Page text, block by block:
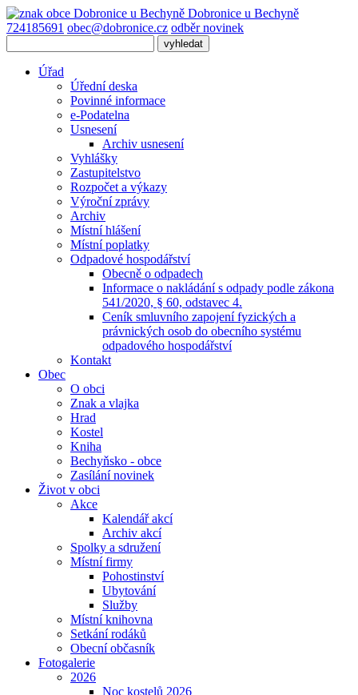
Dobronice u Bechyně
724185691 obec@dobronice.cz odběr novinek
Úřad
Úřední deska
Povinné informace
e-Podatelna
Usnesení
Archiv usnesení
Vyhlášky
Zastupitelstvo
Rozpočet a výkazy
Výroční zprávy
Archiv
Místní hlášení
Místní poplatky
Odpadové hospodářství
Obecně o odpadech
Informace o nakládání s odpady podle zákona
541/2020, § 60, odstavec 4.
Ceník smluvního zapojení fyzických a
právnických osob do obecního systému
odpadového hospodářství
Kontakt
Obec
O obci
Znak a vlajka
Hrad
Kostel
Kniha
Bechyňsko - obce
Zasílání novinek
Život v obci
Akce
Kalendář akcí
Archiv akcí
Spolky a sdružení
Místní firmy
Pohostinství
Ubytování
Služby
Místní knihovna
Setkání rodáků
Obecní občasník
Fotogalerie
2026
Noc kostelů 2026